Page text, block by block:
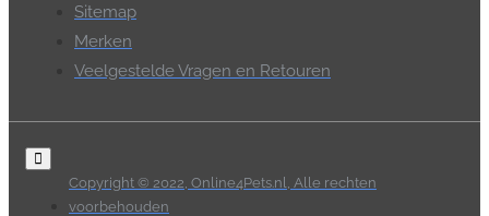
Sitemap
Merken
Veelgestelde Vragen en Retouren
Copyright © 2022, Online4Pets.nl, Alle rechten
voorbehouden